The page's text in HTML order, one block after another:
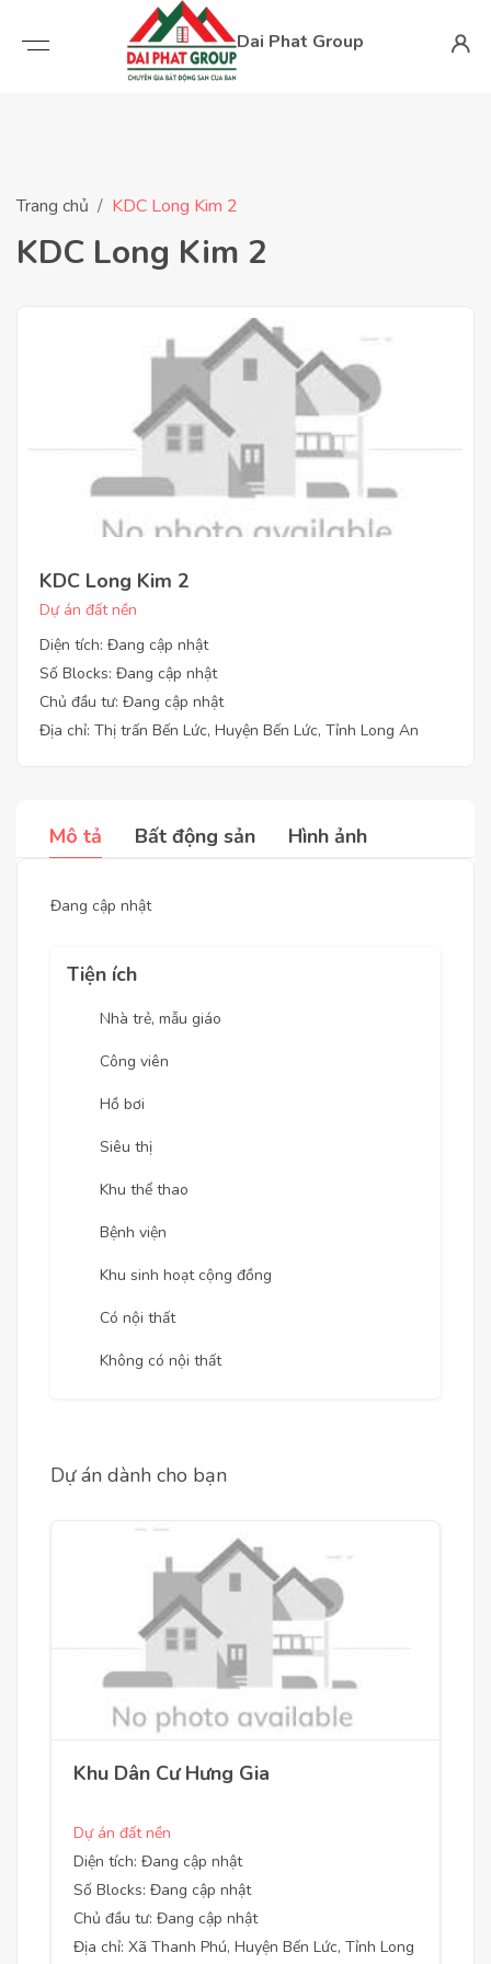
Dai Phat Group
Trang chủ KDC Long Kim 2
KDC Long Kim 2
KDC Long Kim 2
Dự án đất nền
Diện tích: Đang cập nhật
Số Blocks: Đang cập nhật
Chủ đầu tư: Đang cập nhật
Địa chỉ: Thị trấn Bến Lức, Huyện Bến Lức, Tỉnh Long An
Mô tả Bất động sản Hình ảnh
Đang cập nhật
Tiện ích
Nhà trẻ, mẫu giáo
Công viên
Hồ bơi
Siêu thị
Khu thể thao
Bệnh viện
Khu sinh hoạt cộng đồng
Có nội thất
Không có nội thất
Dự án dành cho bạn
Khu Dân Cư Hưng Gia
Dự án đất nền
Diện tích: Đang cập nhật
Số Blocks: Đang cập nhật
Chủ đầu tư: Đang cập nhật
Địa chỉ: Xã Thanh Phú, Huyện Bến Lức, Tỉnh Long